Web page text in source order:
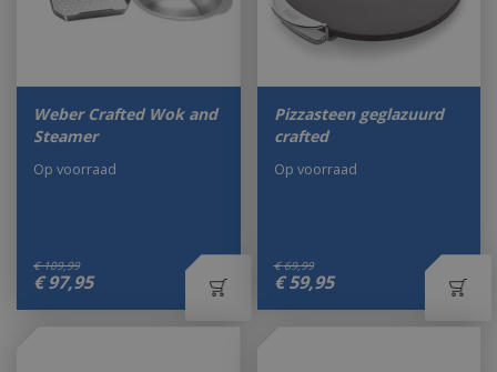
Weber Crafted Wok and
Steamer
€ 109,99
€ 97,95
Op voorraad
Pizzasteen geglazuurd
crafted
€ 69,99
€ 59,95
Op voorraad